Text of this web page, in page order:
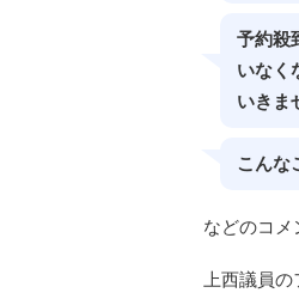
予約殺
いなく
いきま
こんな
などのコメ
上西議員